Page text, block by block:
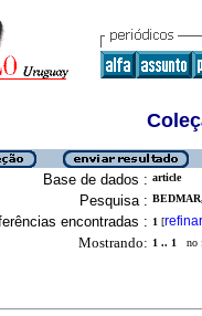
Base de dados : article
Pesquisa :
encontradas : 1 [refinar
Mostrando: 1 .. 1 no